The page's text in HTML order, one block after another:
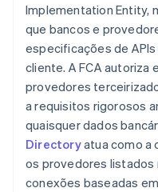
Implementation Entity,
que bancos e
especificações de
cliente. A FCA autoriza
provedores
a requisitos rigorosos
quaisquer dados
Directoryatua como a
os provedores
conexões baseadas